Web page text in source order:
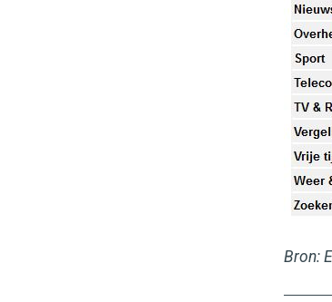
Bron: